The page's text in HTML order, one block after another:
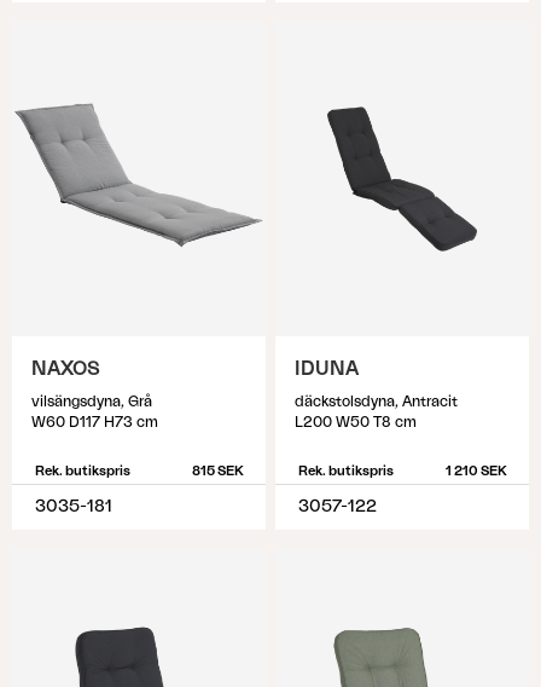
NAXOS
vilsängsdyna, Grå
W60 D117 H73 cm
Rek. butikspris 815 SEK
3035-181
IDUNA
däckstolsdyna, Antracit
L200 W50 T8 cm
Rek. butikspris 1 210 SEK
3057-122